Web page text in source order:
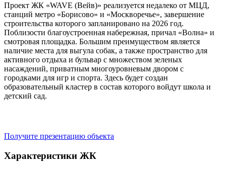
Проект ЖК «WAVE (Вейв)» реализуется недалеко от МЦД,
станций метро «Борисово» и «Москворечье», завершение
строительства которого запланировано на 2026 год.
Поблизости благоустроенная набережная, причал «Волна» и
смотровая площадка. Большим преимуществом является
наличие места для выгула собак, а также пространство для
активного отдыха и бульвар с множеством зеленых
насаждений, приватным многоуровневым двором с
городками для игр и спорта. Здесь будет создан
образовательный кластер в состав которого войдут школа и
детский сад.
Получите презентацию объекта
Характеристики ЖК